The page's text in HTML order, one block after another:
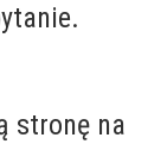
stronę na